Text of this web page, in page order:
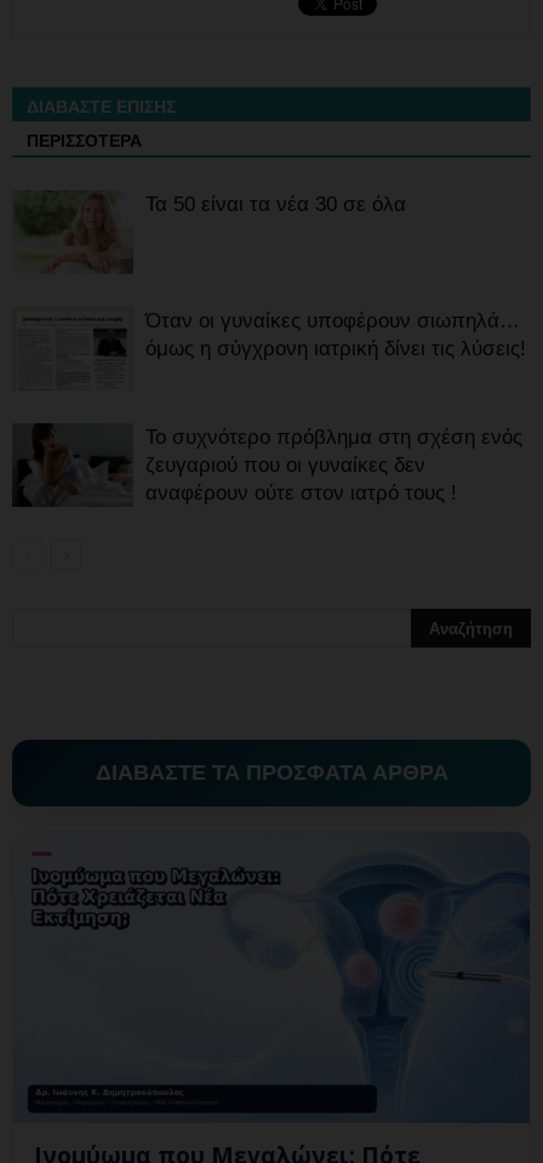
ΔΙΑΒΑΣΤΕ ΕΠΙΣΗΣ
ΠΕΡΙΣΣΟΤΕΡΑ
Τα 50 είναι τα νέα 30 σε όλα
Όταν οι γυναίκες υποφέρουν σιωπηλά…
όμως η σύγχρονη ιατρική δίνει τις λύσεις!
Το συχνότερο πρόβλημα στη σχέση ενός
ζευγαριού που οι γυναίκες δεν
αναφέρουν ούτε στον ιατρό τους !
ΔΙΑΒΑΣΤΕ ΤΑ ΠΡΟΣΦΑΤΑ ΑΡΘΡΑ
Ινομύωμα που Μεγαλώνει: Πότε